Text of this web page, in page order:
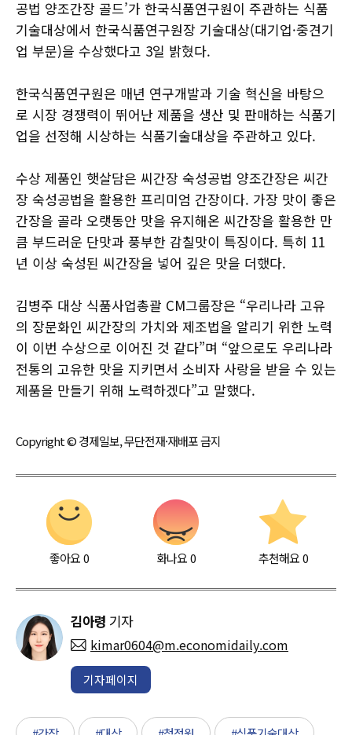
공법 양조간장 골드’가 한국식품연구원이 주관하는 식품
기술대상에서 한국식품연구원장 기술대상(대기업·중견기
업 부문)을 수상했다고 3일 밝혔다.
한국식품연구원은 매년 연구개발과 기술 혁신을 바탕으
로 시장 경쟁력이 뛰어난 제품을 생산 및 판매하는 식품기
업을 선정해 시상하는 식품기술대상을 주관하고 있다.
수상 제품인 햇살담은 씨간장 숙성공법 양조간장은 씨간
장 숙성공법을 활용한 프리미엄 간장이다. 가장 맛이 좋은
간장을 골라 오랫동안 맛을 유지해온 씨간장을 활용한 만
큼 부드러운 단맛과 풍부한 감칠맛이 특징이다. 특히 11
년 이상 숙성된 씨간장을 넣어 깊은 맛을 더했다.
김병주 대상 식품사업총괄 CM그룹장은 “우리나라 고유
의 장문화인 씨간장의 가치와 제조법을 알리기 위한 노력
이 이번 수상으로 이어진 것 같다”며 “앞으로도 우리나라
전통의 고유한 맛을 지키면서 소비자 사랑을 받을 수 있는
제품을 만들기 위해 노력하겠다”고 말했다.
Copyright © 경제일보, 무단전재·재배포 금지
좋아요0 화나요0 추천해요 0
김아령 기자
kimar0604@m.economidaily.com
기자페이지